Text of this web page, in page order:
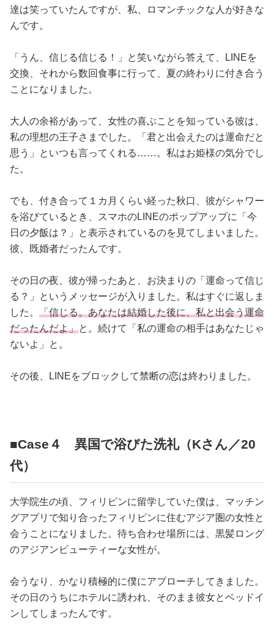
達は笑っていたんですが、私、ロマンチックな人が好きな
んです。
「うん、信じる信じる！」と笑いながら答えて、LINEを
交換、それから数回食事に行って、夏の終わりに付き合う
ことになりました。
大人の余裕があって、女性の喜ぶことを知っている彼は、
私の理想の王子さまでした。「君と出会えたのは運命だと
思う」といつも言ってくれる……。私はお姫様の気分でし
た。
でも、付き合って１カ月くらい経った秋口、彼がシャワー
を浴びているとき、スマホのLINEのポップアップに「今
日の夕飯は？」と表示されているのを見てしまいました。
彼、既婚者だったんです。
その日の夜、彼が帰ったあと、お決まりの「運命って信じ
る？」というメッセージが入りました。私はすぐに返しま
した。 「信じる。あなたは結婚した後に、私と出会う運命
だったんだよ」と。続けて「私の運命の相手はあなたじゃ
ないよ」と。
その後、LINEをブロックして禁断の恋は終わりました。
■Case４ 異国で浴びた洗礼（Kさん／20
代）
大学院生の頃、フィリピンに留学していた僕は、マッチン
グアプリで知り合ったフィリピンに住むアジア圏の女性と
会うことになりました。待ち合わせ場所には、黒髪ロング
のアジアンビューティーな女性が。
会うなり、かなり積極的に僕にアプローチしてきました。
その日のうちにホテルに誘われ、そのまま彼女とベッドイ
ンしてしまったんです。